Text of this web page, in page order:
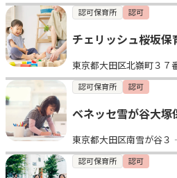
認可保育所 認可
チェリッシュ桜坂保
東京都大田区北嶺町３７
認可保育所 認可
ベネッセ雪が谷大塚
東京都大田区南雪が谷
認可保育所 認可